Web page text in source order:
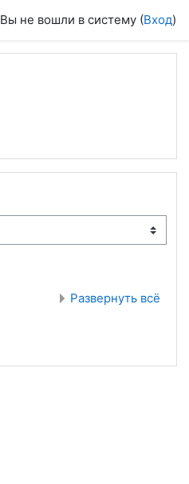
Вы не вошли в систему (Вход)
Развернуть всё